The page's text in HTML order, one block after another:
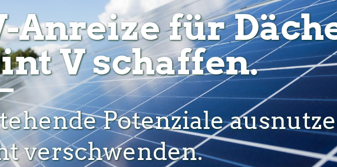
Anreize für
V schaffen.
Potenziale
verschwenden.